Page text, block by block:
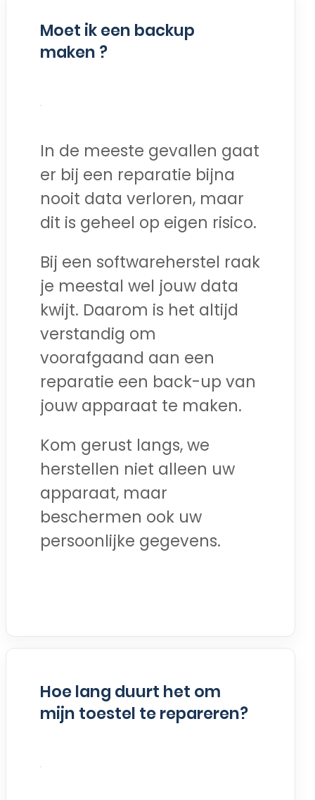
Moet ik een backup
maken ?
In de meeste gevallen gaat
er bij een reparatie bijna
nooit data verloren, maar
dit is geheel op eigen risico.
Bij een softwareherstel raak
je meestal wel jouw data
kwijt. Daarom is het altijd
verstandig om
voorafgaand aan een
reparatie een back-up van
jouw apparaat te maken.
Kom gerust langs, we
herstellen niet alleen uw
apparaat, maar
beschermen ook uw
persoonlijke gegevens.
Hoe lang duurt het om
mijn toestel te repareren?